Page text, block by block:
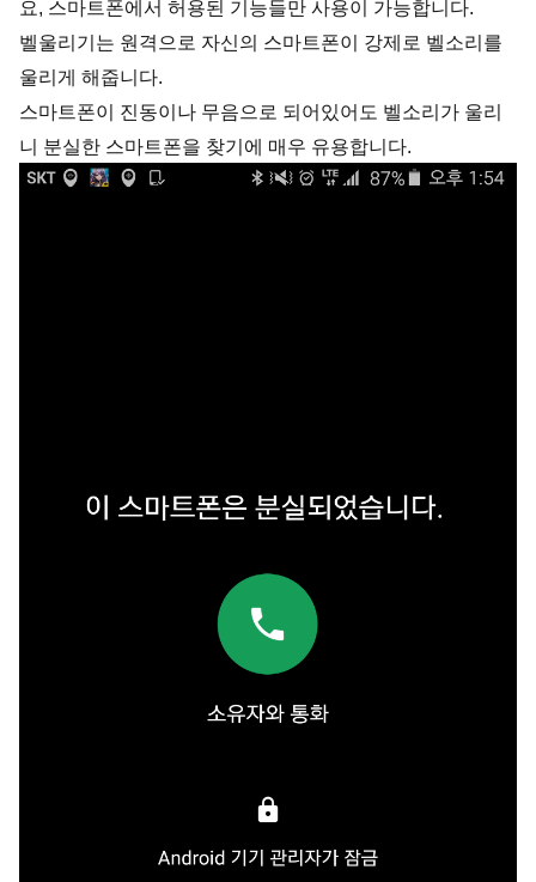
요, 스마트폰에서 허용된 기능들만 사용이 가능합니다.
벨울리기는 원격으로 자신의 스마트폰이 강제로 벨소리를
울리게 해줍니다.
스마트폰이 진동이나 무음으로 되어있어도 벨소리가 울리
니 분실한 스마트폰을 찾기에 매우 유용합니다.